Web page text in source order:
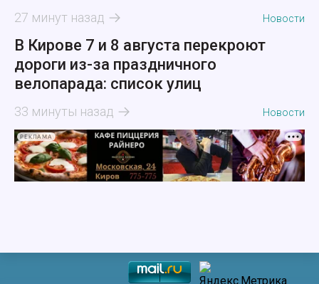
27 минут назад Новости
В Кирове 7 и 8 августа перекроют
дороги из-за праздничного
велопарада: список улиц
33 минуты назад Новости
РЕКЛАМА